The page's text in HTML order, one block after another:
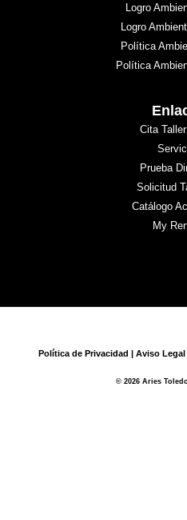
Logro
Logro
Política
Política
Cita
Prueba
Solicitud
Catálogo
My
Política de Privacidad | Aviso Legal
© 2026 Aries